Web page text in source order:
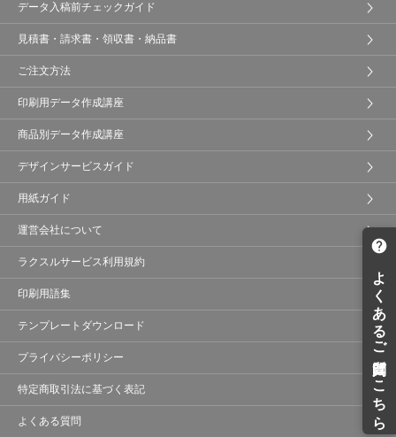
データ入稿前チェックガイド
見積書・請求書・領収書・納品書
ご注文方法
印刷用データ作成講座
商品別データ作成講座
デザインサービスガイド
用紙ガイド
運営会社について
ラクスルサービス利用規約
印刷用語集
テンプレートダウンロード
プライバシーポリシー
特定商取引法に基づく表記
よくある質問